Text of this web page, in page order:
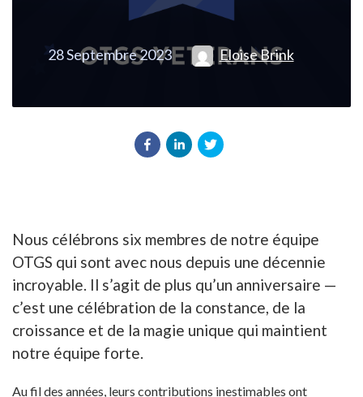
28 Septembre 2023 Eloise Brink
Nous célébrons six membres de notre équipe
OTGS qui sont avec nous depuis une décennie
incroyable. Il s’agit de plus qu’un anniversaire —
c’est une célébration de la constance, de la
croissance et de la magie unique qui maintient
notre équipe forte.
Au fil des années, leurs contributions inestimables ont